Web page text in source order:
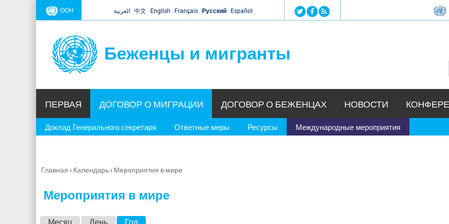
Jump to navigation
ООН العربية 中文 English Français Русский Español
Беженцы и мигранты
ПЕРВАЯ ДОГОВОР О МИГРАЦИИ
Доклад Генерального секретаря Ответные меры Ресурсы Международные мероприятия
ДОГОВОР О БЕЖЕНЦАХ НОВОСТИ
Вы
Главная › Календарь› Мероприятия в мире
Мероприятия в мире